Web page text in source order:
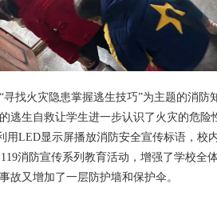
找火灾隐患掌握逃生技巧”为主题的消防
逃生自救让学生进一步认识了火灾的危
LED显示屏播放消防安全宣传标语，校
消防宣传系列教育活动，增强了学校全
故又增加了一层防护墙和保护伞。